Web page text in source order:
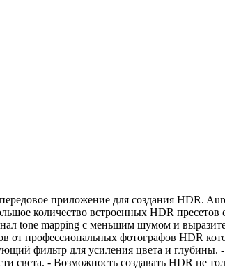
приложение для создания HDR.
количество встроенных HDR
tone mapping с меньшим шумом и
от профессиональных фотографов HDR
фильтр для усиления цвета и глубины.
света. - Возможность создавать HDR не